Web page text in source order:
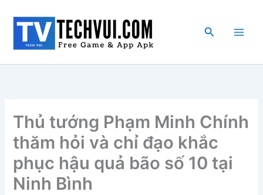
dung
Tìm
Thủ tướng Phạm Minh Chính
thăm hỏi và chỉ đạo khắc
phục hậu quả bão số 10 tại
Ninh Bình